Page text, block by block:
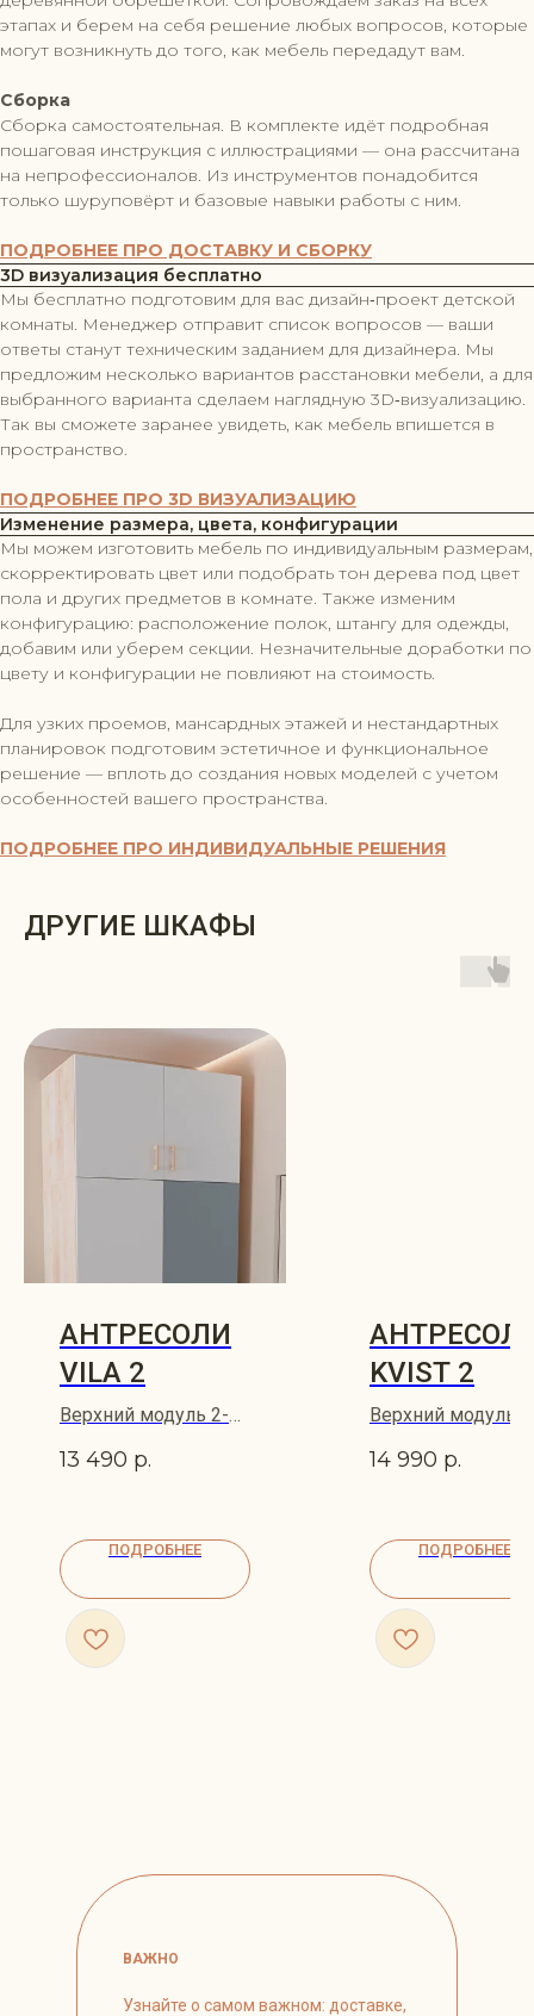
этапах и берем на себя решение любых вопросов, которые
могут возникнуть до того, как мебель передадут вам.
Сборка
Сборка самостоятельная. В комплекте идёт подробная
пошаговая инструкция с иллюстрациями — она рассчитана
на непрофессионалов. Из инструментов понадобится
только шуруповёрт и базовые навыки работы с ним.
ПОДРОБНЕЕ ПРО ДОСТАВКУ И СБОРКУ
3D визуализация бесплатно
Мы бесплатно подготовим для вас дизайн‑проект детской
комнаты. Менеджер отправит список вопросов — ваши
ответы станут техническим заданием для дизайнера. Мы
предложим несколько вариантов расстановки мебели, а для
выбранного варианта сделаем наглядную 3D‑визуализацию.
Так вы сможете заранее увидеть, как мебель впишется в
пространство.
ПОДРОБНЕЕ ПРО 3D ВИЗУАЛИЗАЦИЮ
Изменение размера, цвета, конфигурации
Мы можем изготовить мебель по индивидуальным размерам,
скорректировать цвет или подобрать тон дерева под цвет
пола и других предметов в комнате. Также изменим
конфигурацию: расположение полок, штангу для одежды,
добавим или уберем секции. Незначительные доработки по
цвету и конфигурации не повлияют на стоимость.
Для узких проемов, мансардных этажей и нестандартных
планировок подготовим эстетичное и функциональное
решение — вплоть до создания новых моделей с учетом
особенностей вашего пространства.
ПОДРОБНЕЕ ПРО ИНДИВИДУАЛЬНЫЕ РЕШЕНИЯ
ДРУГИЕ ШКАФЫ
АНТРЕСОЛИ
VILA 2
Верхний модуль 2-
VILA 100х62
13 490 р.
ПОДРОБНЕЕ
KVIST 2
Верхний модуль
KVIST 100х62
14 990 р.
ПОДРОБНЕЕ
ВАЖНО
Узнайте о самом важном: доставке,